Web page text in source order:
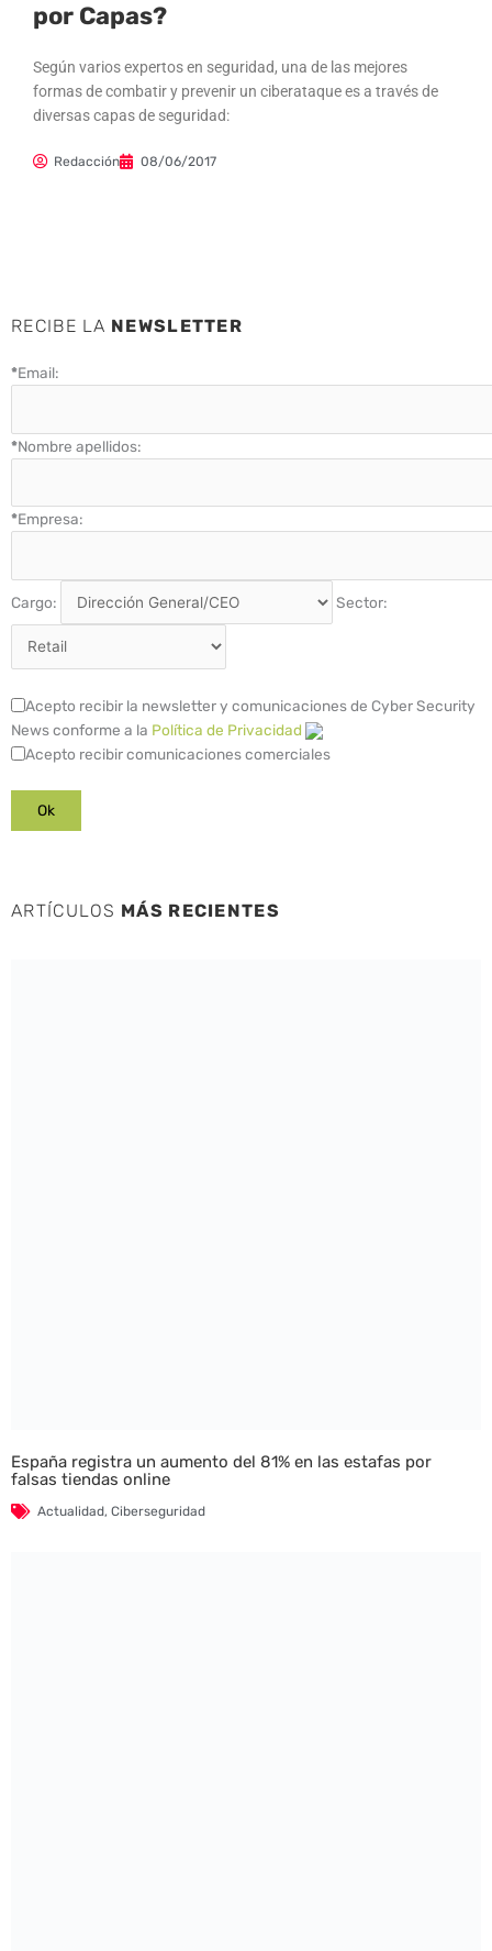
por Capas?
Según varios expertos en seguridad, una de las mejores
formas de combatir y prevenir un ciberataque es a través de
diversas capas de seguridad:
Redacción 08/06/2017
RECIBE LA NEWSLETTER
*Email:
*Nombre apellidos:
*Empresa:
Cargo: Sector:
Acepto recibir la newsletter y comunicaciones de Cyber Security
News conforme a la Política de Privacidad
Acepto recibir comunicaciones comerciales
ARTÍCULOS MÁS RECIENTES
España registra un aumento del 81% en las estafas por
falsas tiendas online
Actualidad, Ciberseguridad